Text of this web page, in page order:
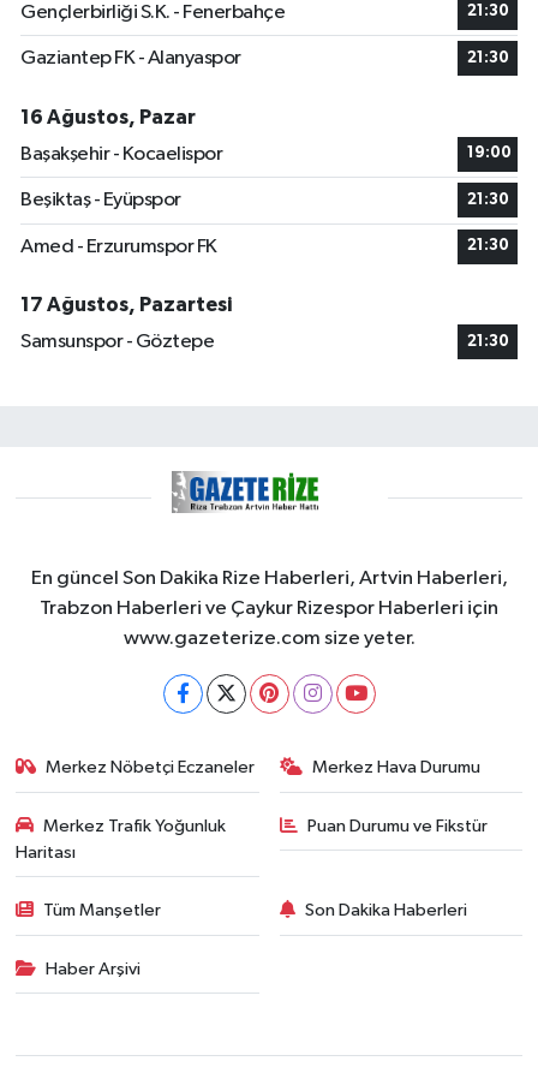
Gençlerbirliği S.K. - Fenerbahçe 21:30
Gaziantep FK - Alanyaspor 21:30
16 Ağustos, Pazar
Başakşehir - Kocaelispor
19:00
Beşiktaş - Eyüpspor 21:30
Amed - Erzurumspor FK 21:30
17 Ağustos, Pazartesi
Samsunspor - Göztepe
21:30
En güncel Son Dakika Rize Haberleri, Artvin Haberleri,
Trabzon Haberleri ve Çaykur Rizespor Haberleri için
www.gazeterize.com size yeter.
Merkez Nöbetçi Eczaneler Merkez Hava Durumu
Merkez Trafik Yoğunluk
Haritası
Puan Durumu ve Fikstür
Tüm Manşetler Son Dakika Haberleri
Haber Arşivi